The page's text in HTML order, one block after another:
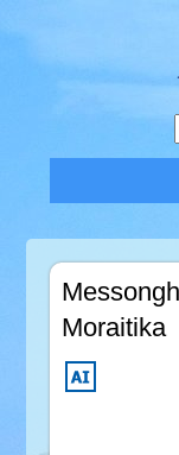
Moraitika